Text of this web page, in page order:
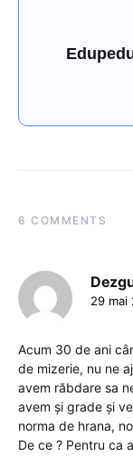
6 COMMENTS
29 mai
Acum 30 de ani
de mizerie, nu ne
avem răbdare sa
avem și grade și
norma de hrana,
De ce ? Pentru ca